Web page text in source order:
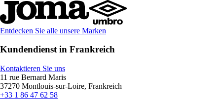
Entdecken Sie alle unsere Marken
Kundendienst in Frankreich
Kontaktieren Sie uns
11 rue Bernard Maris
37270 Montlouis-sur-Loire, Frankreich
+33 1 86 47 62 58